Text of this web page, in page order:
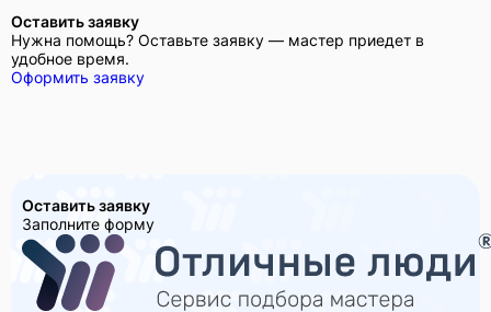
Оставить заявку
Нужна помощь? Оставьте заявку — мастер приедет в
удобное время.
Оформить заявку
Оставить заявку
Заполните форму